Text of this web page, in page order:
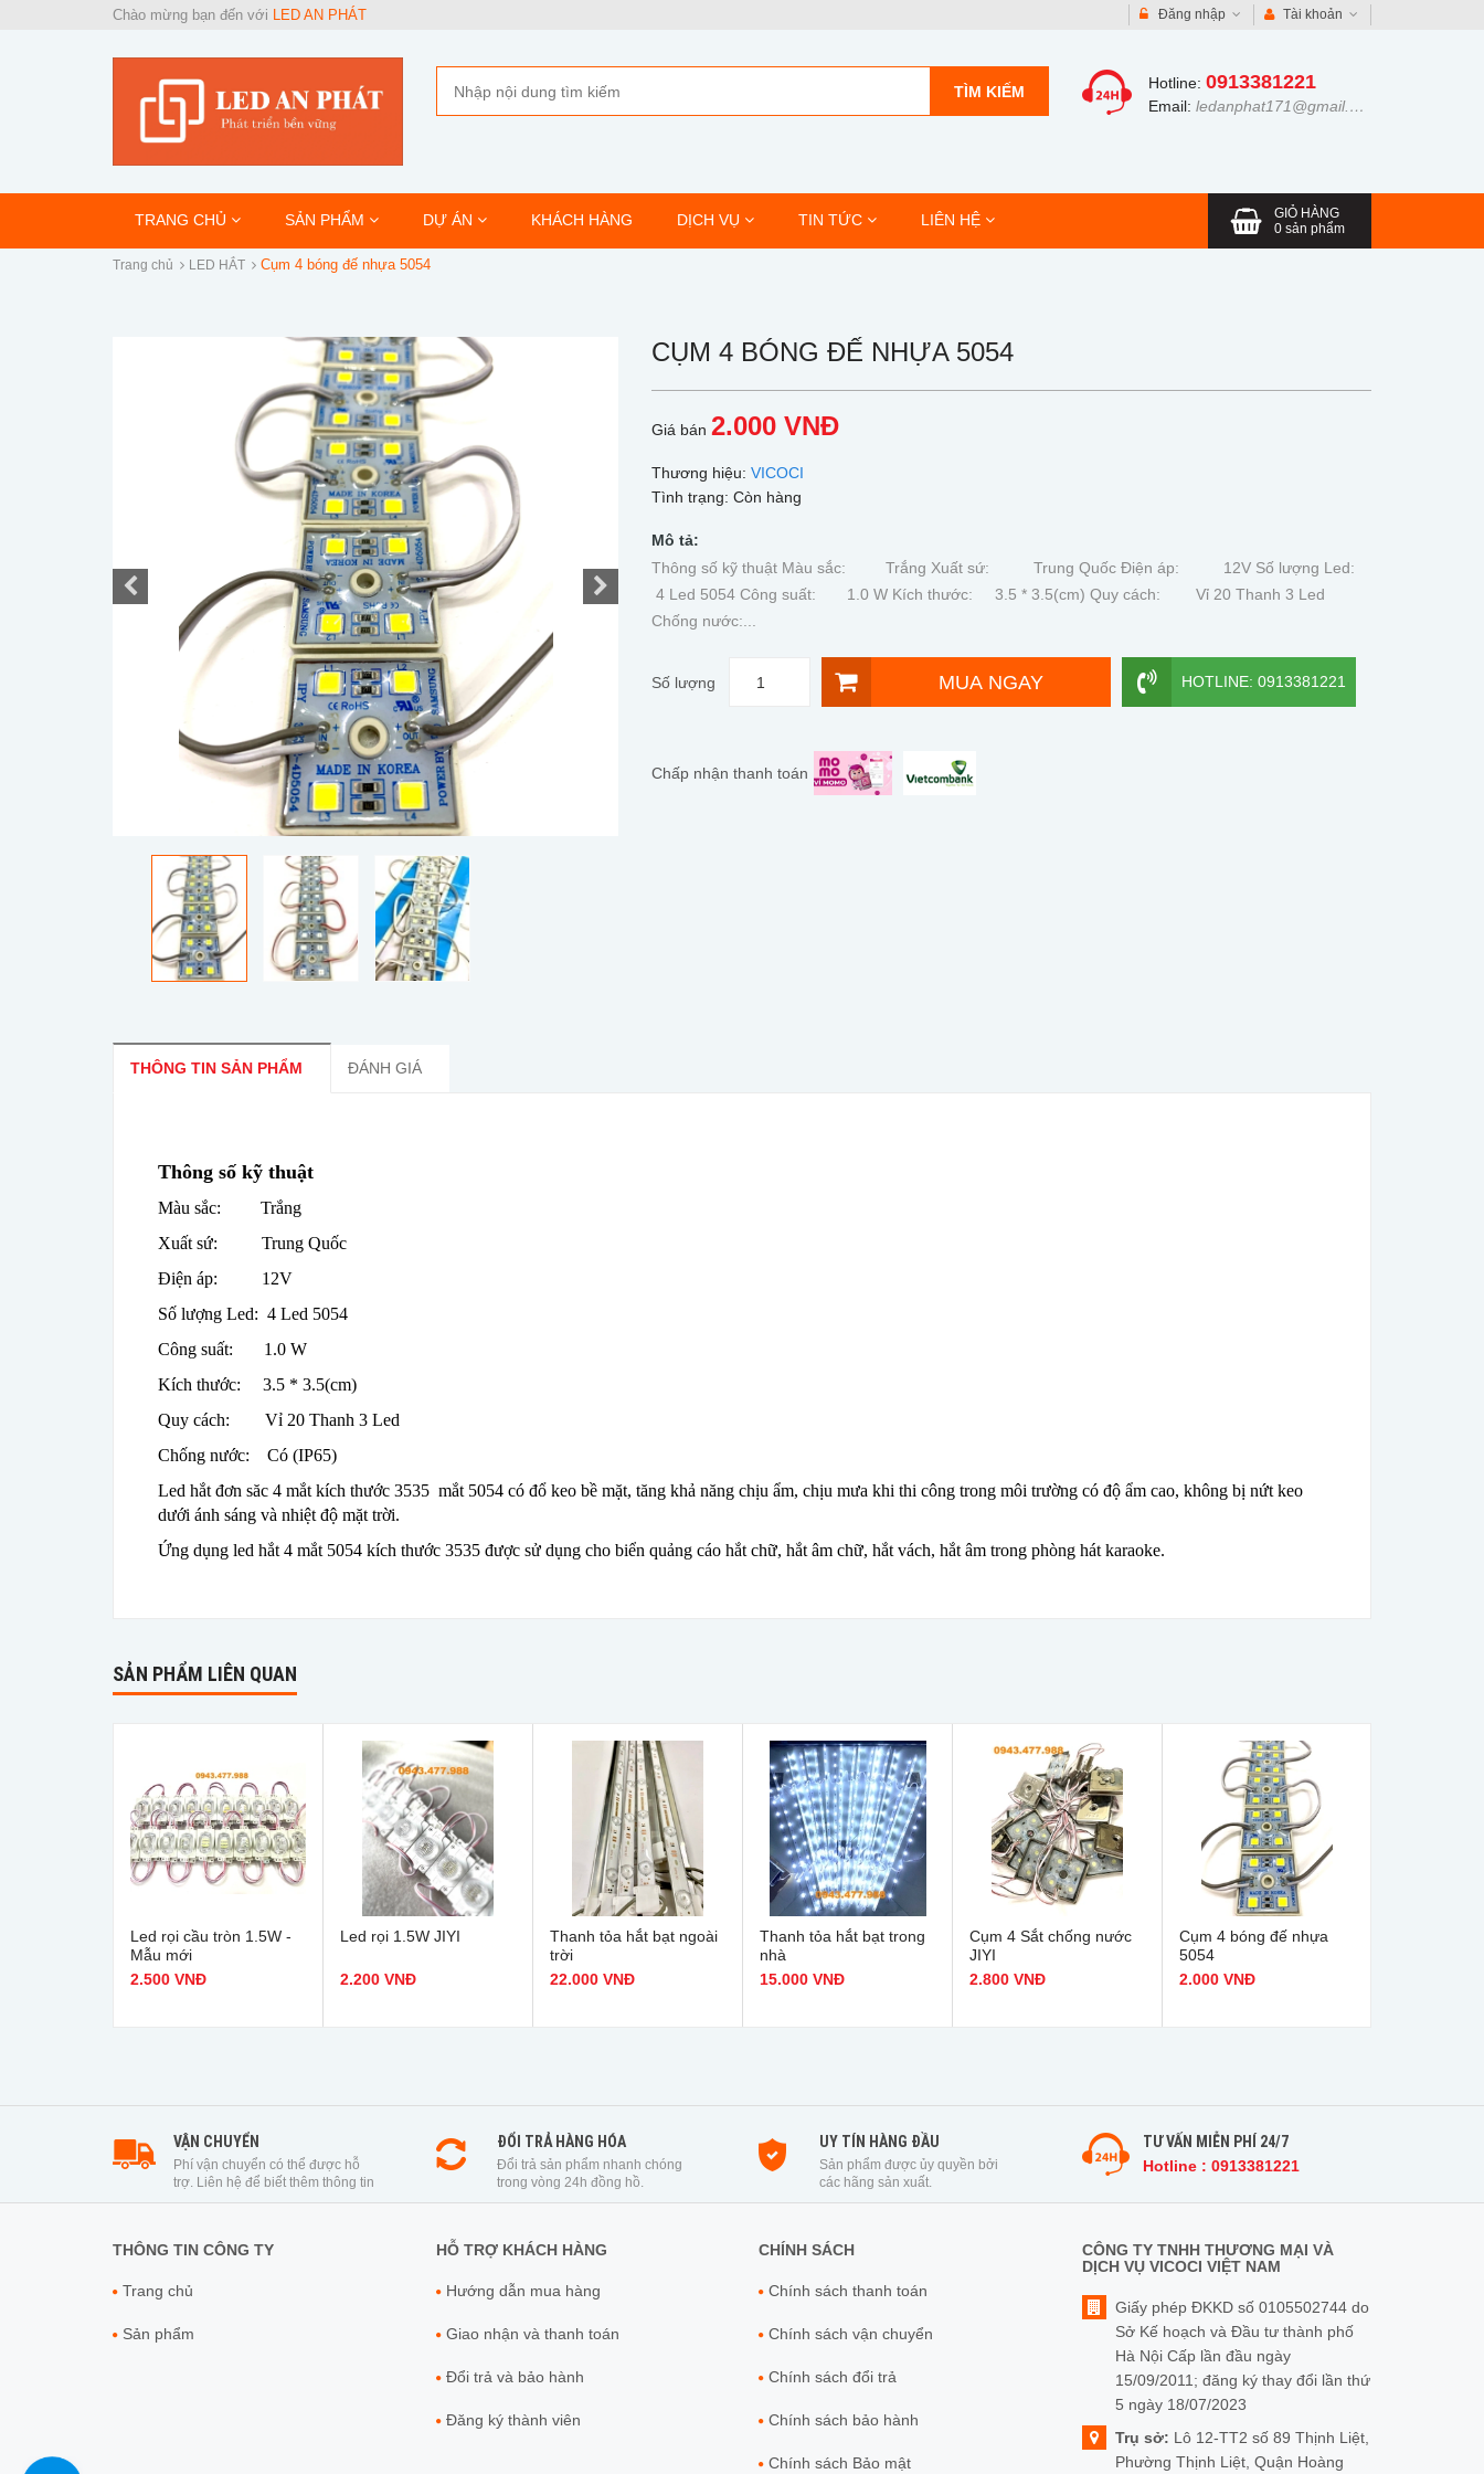
Chào mừng bạn đến với LED AN PHÁT Đăng nhập Tài khoản
Hotline: 0913381221
Email: ledanphat171@gmail.com
TÌM KIẾM
TRANG CHỦ SẢN PHẨM DỰ ÁN KHÁCH HÀNG DỊCH VỤ TIN TỨC LIÊN HỆ
GIỎ HÀNG
0 sản phẩm
Trang chủ LED HẮT Cụm 4 bóng đế nhựa 5054
CỤM 4 BÓNG ĐẾ NHỰA 5054
Giá bán 2.000 VNĐ
Thương hiệu: VICOCI
Tình trạng: Còn hàng
Mô tả:
Thông số kỹ thuật Màu sắc: Trắng Xuất sứ: Trung Quốc Điện áp: 12V Số lượng Led:
4 Led 5054 Công suất: 1.0 W Kích thước: 3.5 * 3.5(cm) Quy cách: Vỉ 20 Thanh 3 Led
Chống nước:...
Số lượng MUA NGAY HOTLINE: 0913381221
Chấp nhận thanh toán
THÔNG TIN SẢN PHẨM ĐÁNH GIÁ
Thông số kỹ thuật
Màu sắc: Trắng
Xuất sứ: Trung Quốc
Điện áp: 12V
Số lượng Led: 4 Led 5054
Công suất: 1.0 W
Kích thước: 3.5 * 3.5(cm)
Quy cách: Vỉ 20 Thanh 3 Led
Chống nước: Có (IP65)
Led hắt đơn săc 4 mắt kích thước 3535 mắt 5054 có đổ keo bề mặt, tăng khả năng chịu ẩm, chịu mưa khi thi công trong môi trường có độ ẩm cao, không bị nứt keo
dưới ánh sáng và nhiệt độ mặt trời.
Ứng dụng led hắt 4 mắt 5054 kích thước 3535 được sử dụng cho biển quảng cáo hắt chữ, hắt âm chữ, hắt vách, hắt âm trong phòng hát karaoke.
SẢN PHẨM LIÊN QUAN
Led rọi cầu tròn 1.5W -
Mẫu mới
2.500 VNĐ
Led rọi 1.5W JIYI
2.200 VNĐ
Thanh tỏa hắt bạt ngoài
trời
22.000 VNĐ
Thanh tỏa hắt bạt trong
nhà
15.000 VNĐ
Cụm 4 Sắt chống nước
JIYI
2.800 VNĐ
Cụm 4 bóng đế nhựa
5054
2.000 VNĐ
VẬN CHUYỂN
Phí vận chuyển có thể được hỗ
trợ. Liên hệ để biết thêm thông tin
ĐỔI TRẢ HÀNG HÓA
Đổi trả sản phẩm nhanh chóng
trong vòng 24h đồng hồ.
UY TÍN HÀNG ĐẦU
Sản phẩm được ủy quyền bởi
các hãng sản xuất.
TƯ VẤN MIỄN PHÍ 24/7
Hotline : 0913381221
THÔNG TIN CÔNG TY
Trang chủ
Sản phẩm
HỖ TRỢ KHÁCH HÀNG
Hướng dẫn mua hàng
Giao nhận và thanh toán
Đổi trả và bảo hành
Đăng ký thành viên
CHÍNH SÁCH
Chính sách thanh toán
Chính sách vận chuyển
Chính sách đổi trả
Chính sách bảo hành
Chính sách Bảo mật
CÔNG TY TNHH THƯƠNG MẠI VÀ
DỊCH VỤ VICOCI VIỆT NAM
Giấy phép ĐKKD số 0105502744 do
Sở Kế hoạch và Đầu tư thành phố
Hà Nội Cấp lần đầu ngày
15/09/2011; đăng ký thay đổi lần thứ
5 ngày 18/07/2023
Trụ sở: Lô 12-TT2 số 89 Thịnh Liệt,
Phường Thịnh Liệt, Quận Hoàng